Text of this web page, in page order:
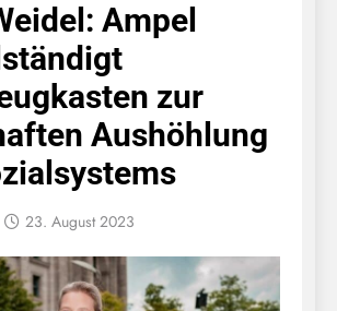
Ampel
zur
Aushöhlung
23. August 2023